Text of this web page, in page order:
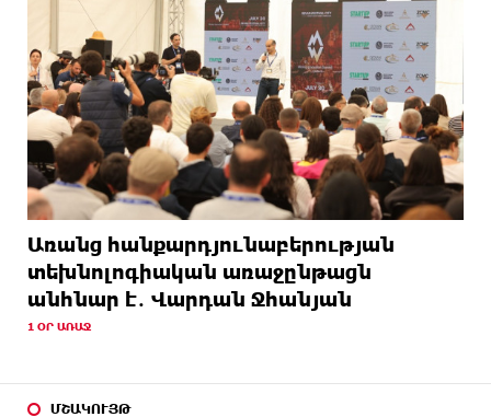
Առանց հանքարդյունաբերության
տեխնոլոգիական առաջընթացն
անհնար է․ Վարդան Ջհանյան
1 ՕՐ ԱՌԱՋ
ՄՇԱԿՈՒՅԹ